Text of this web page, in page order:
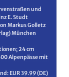
und
E. Studt
Markus Golletz
München
24 cm
Alpenpässe mit
EUR 39.99 (DE)